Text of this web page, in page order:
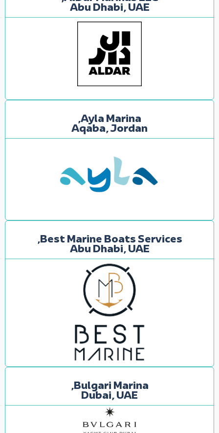
Abu Dhabi, UAE
Ayla Marina,
Aqaba, Jordan
Best Marine Boats Services,
Abu Dhabi, UAE
Bulgari Marina,
Dubai, UAE